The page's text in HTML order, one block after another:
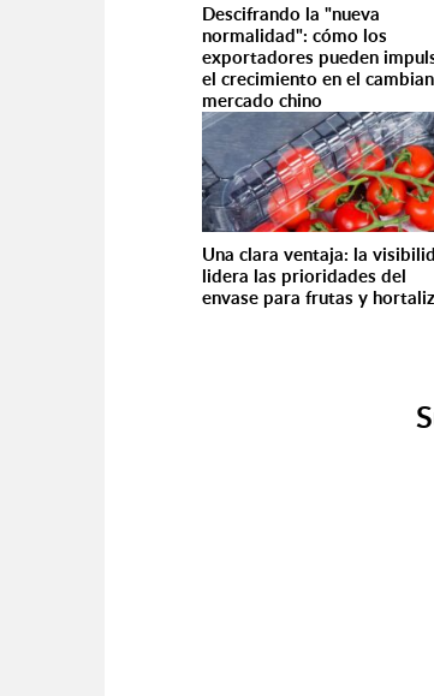
Descifrando la "nueva
normalidad": cómo los
exportadores pueden
el crecimiento en el
mercado chino
Una clara ventaja: la
lidera las prioridades del
envase para frutas y